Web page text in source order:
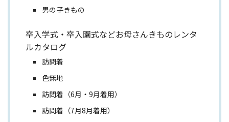
男の子きもの
卒入学式・卒入園式などお母さんきものレンタ
ルカタログ
訪問着
色無地
訪問着（6月・9月着用）
訪問着（7月8月着用）